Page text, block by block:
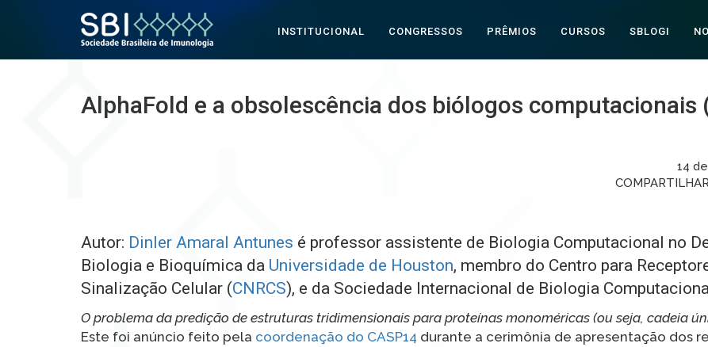
INSTITUCIONAL CONGRESSOS PRÊMIOS CURSOS SBLOGI
AlphaFold e a obsolescência dos biólogos computacionais
14
Autor: Dinler Amaral Antunes é professor assistente de Biologia Computacional no
Biologia e Bioquímica da Universidade de Houston, membro do Centro para
Sinalização Celular (CNRCS), e da Sociedade Internacional de Biologia
O problema da predição de estruturas tridimensionais para proteínas monoméricas (ou seja, cadeia
Este foi anúncio feito pela coordenação do CASP14 durante a cerimônia de apresentação dos